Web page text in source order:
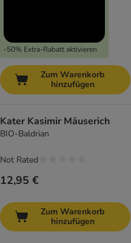
-50% Extra-Rabatt aktivieren
Zum Warenkorb
hinzufügen
Kater Kasimir Mäuserich
BIO-Baldrian
12,95 €
Not Rated
Zum Warenkorb
hinzufügen